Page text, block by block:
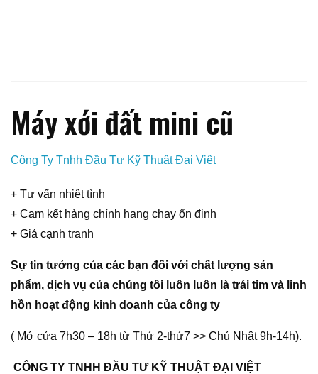
Máy xới đất mini cũ
Công Ty Tnhh Đầu Tư Kỹ Thuật Đại Việt
+ Tư vấn nhiệt tình
+ Cam kết hàng chính hang chạy ổn định
+ Giá cạnh tranh
Sự tin tưởng của các bạn đối với chất lượng sản
phẩm, dịch vụ của chúng tôi luôn luôn là trái tim và linh
hồn hoạt động kinh doanh của công ty
( Mở cửa 7h30 – 18h từ Thứ 2-thứ7 >> Chủ Nhật 9h-14h).
CÔNG TY TNHH ĐẦU TƯ KỸ THUẬT ĐẠI VIỆT